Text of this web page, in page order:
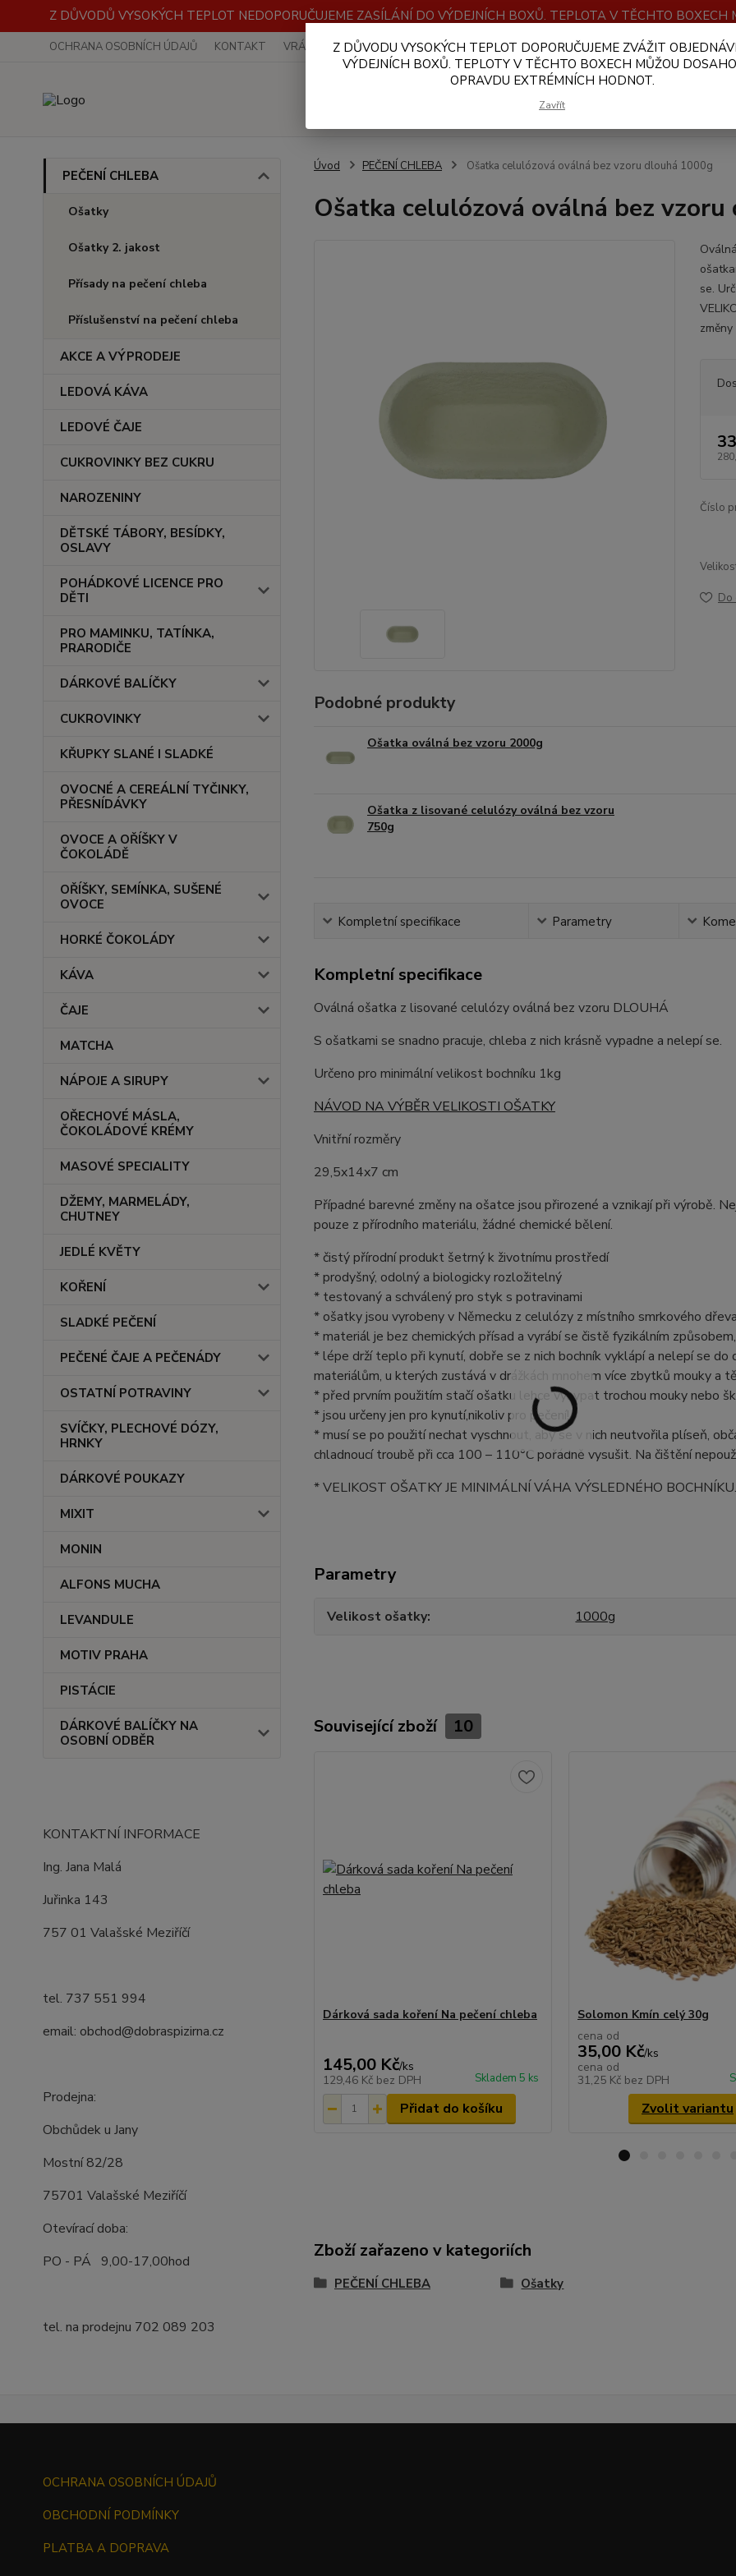
Z DŮVODŮ VYSOKÝCH TEPLOT NEDOPORUČUJEME ZASÍLÁNÍ DO VÝDEJNÍCH BOXŮ. TEPLOTA V TĚCHTO
OCHRANA OSOBNÍCH ÚDAJŮ KONTAKT VRÁCENÍ ZBOŽÍ OBCHODNÍ PODMÍNKY PLATBA A DOPRAVA VELKOOBCHOD
Hledat
PEČENÍ CHLEBA
Ošatky
Ošatky 2. jakost
Přísady na pečení chleba
Příslušenství na pečení chleba
AKCE A VÝPRODEJE
LEDOVÁ KÁVA
LEDOVÉ ČAJE
CUKROVINKY BEZ CUKRU
NAROZENINY
DĚTSKÉ TÁBORY, BESÍDKY,
OSLAVY
POHÁDKOVÉ LICENCE PRO
DĚTI
PRO MAMINKU, TATÍNKA,
PRARODIČE
DÁRKOVÉ BALÍČKY
CUKROVINKY
KŘUPKY SLANÉ I SLADKÉ
OVOCNÉ A CEREÁLNÍ TYČINKY,
PŘESNÍDÁVKY
OVOCE A OŘÍŠKY V
ČOKOLÁDĚ
OŘÍŠKY, SEMÍNKA, SUŠENÉ
OVOCE
HORKÉ ČOKOLÁDY
KÁVA
ČAJE
MATCHA
NÁPOJE A SIRUPY
OŘECHOVÉ MÁSLA,
ČOKOLÁDOVÉ KRÉMY
MASOVÉ SPECIALITY
DŽEMY, MARMELÁDY,
CHUTNEY
JEDLÉ KVĚTY
KOŘENÍ
SLADKÉ PEČENÍ
PEČENÉ ČAJE A PEČENÁDY
OSTATNÍ POTRAVINY
SVÍČKY, PLECHOVÉ DÓZY,
HRNKY
DÁRKOVÉ POUKAZY
MIXIT
MONIN
ALFONS MUCHA
LEVANDULE
MOTIV PRAHA
PISTÁCIE
DÁRKOVÉ BALÍČKY NA
OSOBNÍ ODBĚR
KONTAKTNÍ INFORMACE
Ing. Jana Malá
Juřinka 143
757 01 Valašské Meziříčí
tel. 737 551 994
email: obchod@dobraspizirna.cz
Prodejna:
Obchůdek u Jany
Mostní 82/28
75701 Valašské Meziříčí
Otevírací doba:
PO - PÁ 9,00-17,00hod
tel. na prodejnu 702 089 203
Úvod PEČENÍ CHLEBA Ošatka celulózová oválná bez vzoru dlouhá 1000g
Ošatka celulózová oválná bez
se.
Číslo
Do
Podobné produkty
Ošatka oválná bez vzoru 2000g
Ošatka z lisované celulózy oválná bez vzoru
750g
Kompletní specifikace Parametry
Kompletní specifikace
Oválná ošatka z lisované celulózy oválná bez vzoru DLOUHÁ
S ošatkami se snadno pracuje, chleba z nich krásně vypadne a nelepí se.
Určeno pro minimální velikost bochníku 1kg
NÁVOD NA VÝBĚR VELIKOSTI OŠATKY
Vnitřní rozměry
29,5x14x7 cm
Případné barevné změny na ošatce jsou přirozené a vznikají při výrobě.
pouze z přírodního materiálu, žádné chemické bělení.
* čistý přírodní produkt šetrný k životnímu prostředí
* prodyšný, odolný a biologicky rozložitelný
* testovaný a schválený pro styk s potravinami
* ošatky jsou vyrobeny v Německu z celulózy z místního smrkového
* materiál je bez chemických přísad a vyrábí se čistě fyzikálním
* lépe drží teplo při kynutí, dobře se z nich bochník vyklápí a nelepí se
materiálům, u kterých zustává v drážkách mnohem více zbytků mouky a
* před prvním použitím stačí ošatku lehce vysypat trochou mouky nebo
* jsou určeny jen pro kynutí,nikoliv pro pečení!
* musí se po použití nechat vyschnout, aby se v nich neutvořila plíseň,
chladnoucí troubě při cca 100 – 110°C pořádně vysušit. Na čištění
* VELIKOST OŠATKY JE MINIMÁLNÍ VÁHA VÝSLEDNÉHO
Parametry
Velikost ošatky 1000g
Související zboží 10
Dárková sada koření Na pečení chleba
145,00 Kč/ks
129,46 Kč bez DPH Skladem 5 ks
Přidat do košíku
Solomon Kmín celý 30g
cena od
35,00 Kč/ks
cena od
31,25 Kč bez DPH
Zvolit variantu
Zboží zařazeno v kategoriích
PEČENÍ CHLEBA Ošatky
OCHRANA OSOBNÍCH ÚDAJŮ
OBCHODNÍ PODMÍNKY
PLATBA A DOPRAVA
Z DŮVODU VYSOKÝCH TEPLOT DOPORUČUJEME ZVÁŽIT
VÝDEJNÍCH BOXŮ. TEPLOTY V TĚCHTO BOXECH MŮŽOU
OPRAVDU EXTRÉMNÍCH HODNOT.
Zavřít